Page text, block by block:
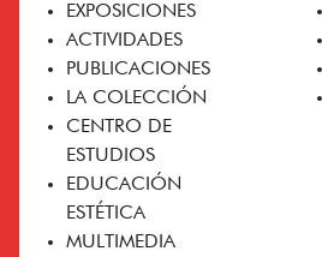
EXPOSICIONES
ACTIVIDADES
PUBLICACIONES
LA COLECCIÓN
CENTRO DE
ESTUDIOS
EDUCACIÓN
ESTÉTICA
MULTIMEDIA